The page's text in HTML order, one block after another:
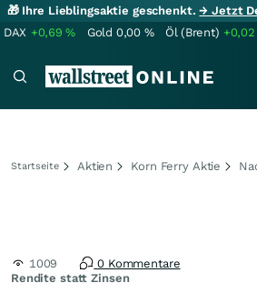
🎁 Ihre Lieblingsaktie geschenkt.→ Jetzt
DAX +0,69% Gold 0,00 % Öl (Brent)
Startseite Aktien Korn Ferry Aktie
Rendite statt Zinsen
1009 0 Kommentare